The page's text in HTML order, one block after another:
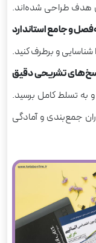
هدف طراحی شده‌اند.
و جامع استاندارد
و برطرف کنید.
تشریحی دقیق
و به تسلط کامل برسید.
جمع‌بندی و آمادگی